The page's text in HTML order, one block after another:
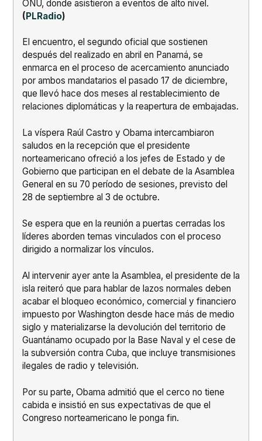
ONU, donde asistieron a eventos de alto nivel.
(PLRadio)
El encuentro, el segundo oficial que sostienen
después del realizado en abril en Panamá, se
enmarca en el proceso de acercamiento anunciado
por ambos mandatarios el pasado 17 de diciembre,
que llevó hace dos meses al restablecimiento de
relaciones diplomáticas y la reapertura de embajadas.
La víspera Raúl Castro y Obama intercambiaron
saludos en la recepción que el presidente
norteamericano ofreció a los jefes de Estado y de
Gobierno que participan en el debate de la Asamblea
General en su 70 período de sesiones, previsto del
28 de septiembre al 3 de octubre.
Se espera que en la reunión a puertas cerradas los
líderes aborden temas vinculados con el proceso
dirigido a normalizar los vínculos.
Al intervenir ayer ante la Asamblea, el presidente de la
isla reiteró que para hablar de lazos normales deben
acabar el bloqueo económico, comercial y financiero
impuesto por Washington desde hace más de medio
siglo y materializarse la devolución del territorio de
Guantánamo ocupado por la Base Naval y el cese de
la subversión contra Cuba, que incluye transmisiones
ilegales de radio y televisión.
Por su parte, Obama admitió que el cerco no tiene
cabida e insistió en sus expectativas de que el
Congreso norteamericano le ponga fin.